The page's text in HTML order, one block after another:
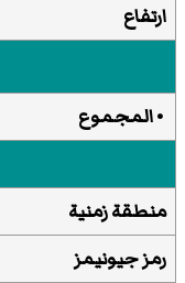
ارتفاع
• المجموع
منطقة زمنية
رمز جيونيمز